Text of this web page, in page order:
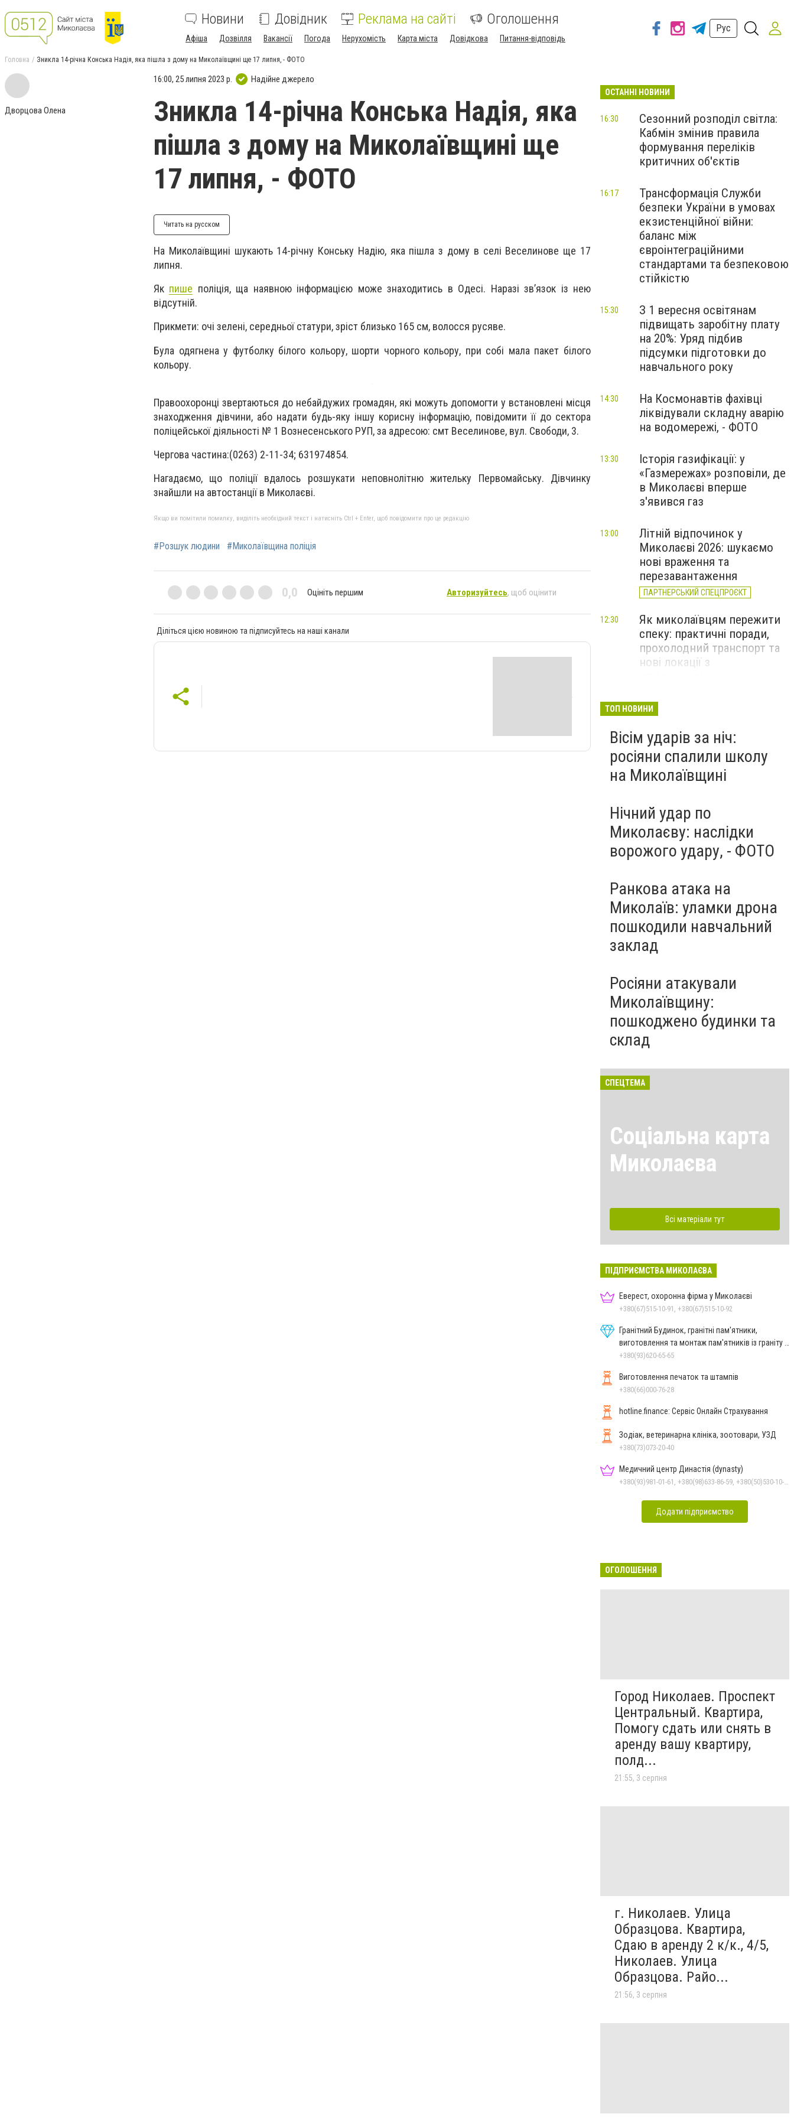
Новини Довідник Реклама на сайті Оголошення
Афіша Дозвілля Вакансії Погода Нерухомість Карта міста Довідкова Питання-відповідь
Рус
Головна Зникла 14-річна Конська Надія, яка пішла з дому на Миколаївщині ще 17 липня, - ФОТО
Дворцова Олена
16:00, 25 липня 2023 р. Надійне джерело
Зникла 14-річна Конська Надія, яка
пішла з дому на Миколаївщині ще
17 липня, - ФОТО
Читать на русском
На Миколаївщині шукають 14-річну Конську Надію, яка пішла з дому в селі Веселинове ще 17
липня.
Як пише поліція, ща наявною інформацією може знаходитись в Одесі. Наразі зв’язок із нею
відсутній.
Прикмети: очі зелені, середньої статури, зріст близько 165 см, волосся русяве.
Була одягнена у футболку білого кольору, шорти чорного кольору, при собі мала пакет білого
кольору.
Правоохоронці звертаються до небайдужих громадян, які можуть допомогти у встановлені місця
знаходження дівчини, або надати будь-яку іншу корисну інформацію, повідомити її до сектора
поліцейської діяльності № 1 Вознесенського РУП, за адресою: смт Веселинове, вул. Свободи, 3.
Чергова частина:(0263) 2-11-34; 631974854.
Нагадаємо, що поліції вдалось розшукати неповнолітню жительку Первомайську. Дівчинку
знайшли на автостанції в Миколаєві.
Якщо ви помітили помилку, виділіть необхідний текст і натисніть Ctrl + Enter, щоб повідомити про це редакцію
#Розшук людини #Миколаївщина поліція
0,0 Оцініть першим Авторизуйтесь, щоб оцінити
Діліться цією новиною та підписуйтесь на наші канали
ОСТАННІ НОВИНИ
Сезонний розподіл світла:
Кабмін змінив правила
формування переліків
критичних об'єктів
16:30
Трансформація Служби
безпеки України в умовах
екзистенційної війни:
баланс між
євроінтеграційними
стандартами та безпековою
стійкістю
16:17
З 1 вересня освітянам
підвищать заробітну плату
на 20%: Уряд підбив
підсумки підготовки до
навчального року
15:30
На Космонавтів фахівці
ліквідували складну аварію
на водомережі, - ФОТО
14:30
Історія газифікації: у
«Газмережах» розповіли, де
в Миколаєві вперше
з'явився газ
13:30
Літній відпочинок у
Миколаєві 2026: шукаємо
нові враження та
перезавантаження
ПАРТНЕРСЬКИЙ СПЕЦПРОЄКТ
13:00
Як миколаївцям пережити
спеку: практичні поради,
прохолодний транспорт та
нові локації з
12:30
Смертельна пожежа в
добу: оперативне зведення
ДСНС, - ФОТО
11:40
ТОП НОВИНИ
Вісім ударів за ніч:
росіяни спалили школу
на Миколаївщині
Нічний удар по
Миколаєву: наслідки
ворожого удару, - ФОТО
Ранкова атака на
Миколаїв: уламки дрона
пошкодили навчальний
заклад
Росіяни атакували
Миколаївщину:
пошкоджено будинки та
склад
СПЕЦТЕМА
Соціальна карта
Миколаєва
Всі матеріали тут
ПІДПРИЄМСТВА МИКОЛАЄВА
Еверест, охоронна фірма у Миколаєві
+380(67)515-10-91, +380(67)515-10-92
Гранітний Будинок, гранітні пам'ятники,
виготовлення та монтаж пам'ятників із граніту в
Миколаєві
+380(93)620-65-65
Виготовлення печаток та штампів
+380(66)000-76-28
hotline.finance: Сервіс Онлайн Страхування
Зодіак, ветеринарна клініка, зоотовари, УЗД
+380(73)073-20-40
Медичний центр Династія (dynasty)
Додати підприємство
ОГОЛОШЕННЯ
Город Николаев. Проспект
Центральный. Квартира,
Помогу сдать или снять в
аренду вашу квартиру,
полд...
21:55, 3 серпня
г. Николаев. Улица
Образцова. Квартира,
Сдаю в аренду 2 к/к., 4/5,
Николаев. Улица
Образцова. Райо...
21:56, 3 серпня